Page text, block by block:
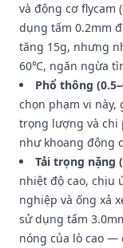
và động cơ flycam
dụng tấm 0.2mm
tăng 15g, nhưng
60℃, ngăn ngừa
Phổ thông
chọn phạm vi này,
trọng lượng và chi
như khoang động
Tải trọng nặng
nhiệt độ cao, chịu
nghiệp và ống xả
sử dụng tấm
nóng của lò cao —